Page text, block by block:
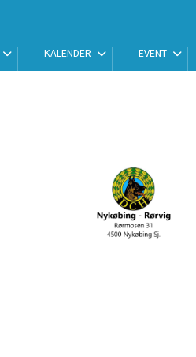
KALENDER EVENT